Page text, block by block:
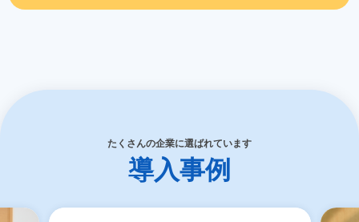
たくさんの企業に選ばれています
導入事例